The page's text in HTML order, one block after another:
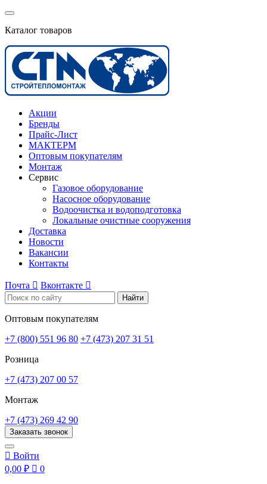
Каталог товаров
Акции
Бренды
Прайс-Лист
МАКТЕРМ
Оптовым покупателям
Монтаж
Сервис
Газовое оборудование
Насосное оборудование
Водоочистка и водоподготовка
Локальные очистные сооружения
Доставка
Новости
Вакансии
Контакты
Почта  Вконтакте 
Найти
Оптовым покупателям
+7 (800) 551 96 80 +7 (473) 207 31 51
Розница
+7 (473) 207 00 57
Монтаж
+7 (473) 269 42 90
Заказать звонок
 Войти
0,00 ₽  0